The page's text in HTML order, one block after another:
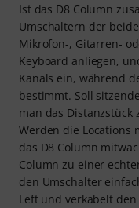
Ist das D8 Column
Umschaltern der
Mikrofon-, Gitarren-
Keyboard anliegen,
Kanals ein, während
bestimmt. Soll
man das Distanzstück
Werden die Locations
das D8 Column
Column zu einer
den Umschalter
Left und verkabelt